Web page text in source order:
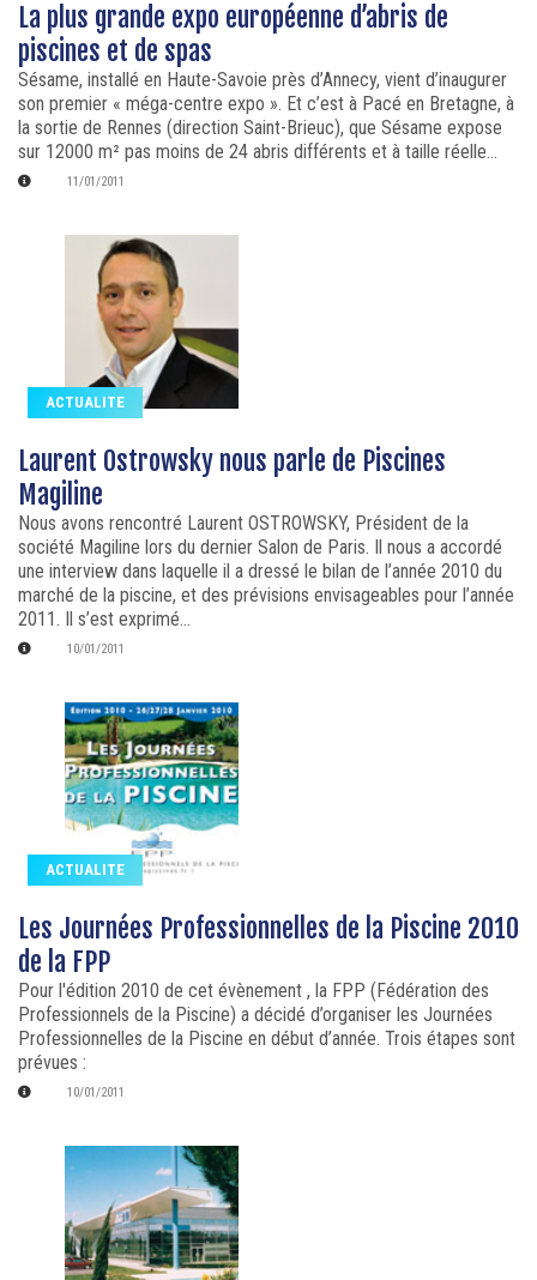
La plus grande expo européenne d’abris de
piscines et de spas
Sésame, installé en Haute-Savoie près d’Annecy, vient d’inaugurer
son premier « méga-centre expo ». Et c’est à Pacé en Bretagne, à
la sortie de Rennes (direction Saint-Brieuc), que Sésame expose
sur 12000 m² pas moins de 24 abris différents et à taille réelle...
11/01/2011
ACTUALITE
Laurent Ostrowsky nous parle de Piscines
Magiline
Nous avons rencontré Laurent OSTROWSKY, Président de la
société Magiline lors du dernier Salon de Paris. Il nous a accordé
une interview dans laquelle il a dressé le bilan de l’année 2010 du
marché de la piscine, et des prévisions envisageables pour l’année
2011. Il s’est exprimé...
10/01/2011
ACTUALITE
Les Journées Professionnelles de la Piscine 2010
de la FPP
Pour l'édition 2010 de cet évènement , la FPP (Fédération des
Professionnels de la Piscine) a décidé d’organiser les Journées
Professionnelles de la Piscine en début d’année. Trois étapes sont
prévues :
10/01/2011